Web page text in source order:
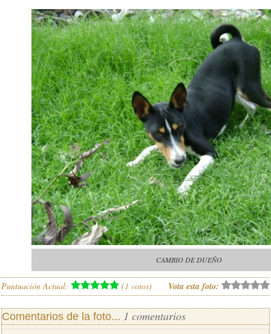
CAMBIO DE DUEÑO
Puntuación Actual: (1 votos) Vota esta foto:
Comentarios de la foto... 1 comentarios